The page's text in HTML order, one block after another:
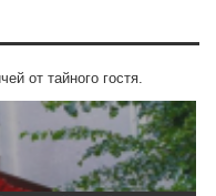
от тайного гостя.